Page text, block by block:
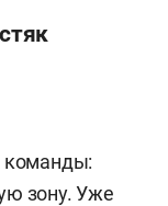
команды:
зону. Уже